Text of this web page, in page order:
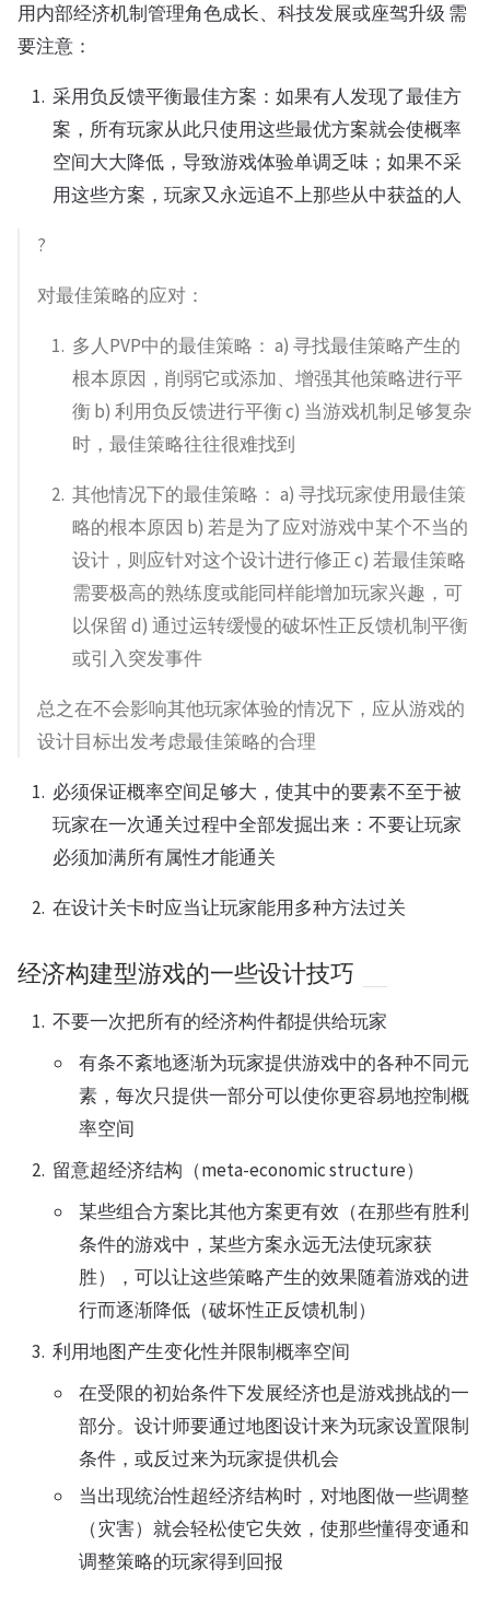
用内部经济机制管理角色成长、科技发展或座驾升级 需
要注意：
采用负反馈平衡最佳方案：如果有人发现了最佳方
案，所有玩家从此只使用这些最优方案就会使概率
空间大大降低，导致游戏体验单调乏味；如果不采
用这些方案，玩家又永远追不上那些从中获益的人
?
对最佳策略的应对：
多人PVP中的最佳策略： a) 寻找最佳策略产生的
根本原因，削弱它或添加、增强其他策略进行平
衡 b) 利用负反馈进行平衡 c) 当游戏机制足够复杂
时，最佳策略往往很难找到
其他情况下的最佳策略： a) 寻找玩家使用最佳策
略的根本原因 b) 若是为了应对游戏中某个不当的
设计，则应针对这个设计进行修正 c) 若最佳策略
需要极高的熟练度或能同样能增加玩家兴趣，可
以保留 d) 通过运转缓慢的破坏性正反馈机制平衡
或引入突发事件
总之在不会影响其他玩家体验的情况下，应从游戏的
设计目标出发考虑最佳策略的合理
必须保证概率空间足够大，使其中的要素不至于被
玩家在一次通关过程中全部发掘出来：不要让玩家
必须加满所有属性才能通关
在设计关卡时应当让玩家能用多种方法过关
经济构建型游戏的一些设计技巧
不要一次把所有的经济构件都提供给玩家
有条不紊地逐渐为玩家提供游戏中的各种不同元
素，每次只提供一部分可以使你更容易地控制概
率空间
留意超经济结构（meta-economic structure）
某些组合方案比其他方案更有效（在那些有胜利
条件的游戏中，某些方案永远无法使玩家获
胜），可以让这些策略产生的效果随着游戏的进
行而逐渐降低（破坏性正反馈机制）
利用地图产生变化性并限制概率空间
在受限的初始条件下发展经济也是游戏挑战的一
部分。设计师要通过地图设计来为玩家设置限制
条件，或反过来为玩家提供机会
当出现统治性超经济结构时，对地图做一些调整
（灾害）就会轻松使它失效，使那些懂得变通和
调整策略的玩家得到回报